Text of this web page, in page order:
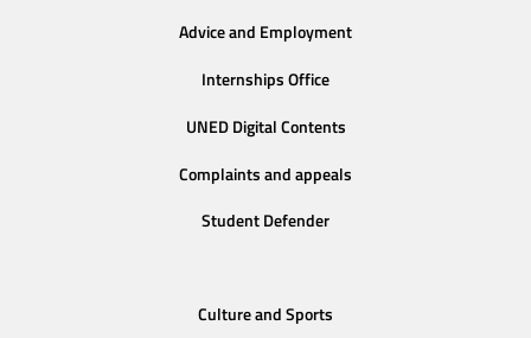
Advice and Employment
Internships Office
UNED Digital Contents
Complaints and appeals
Student Defender
Culture and Sports